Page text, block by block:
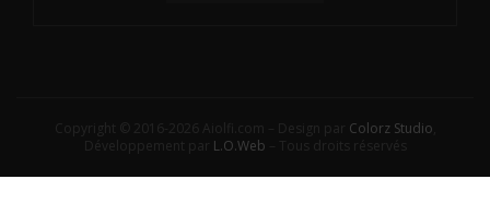
Colorz Studio
L.O.Web